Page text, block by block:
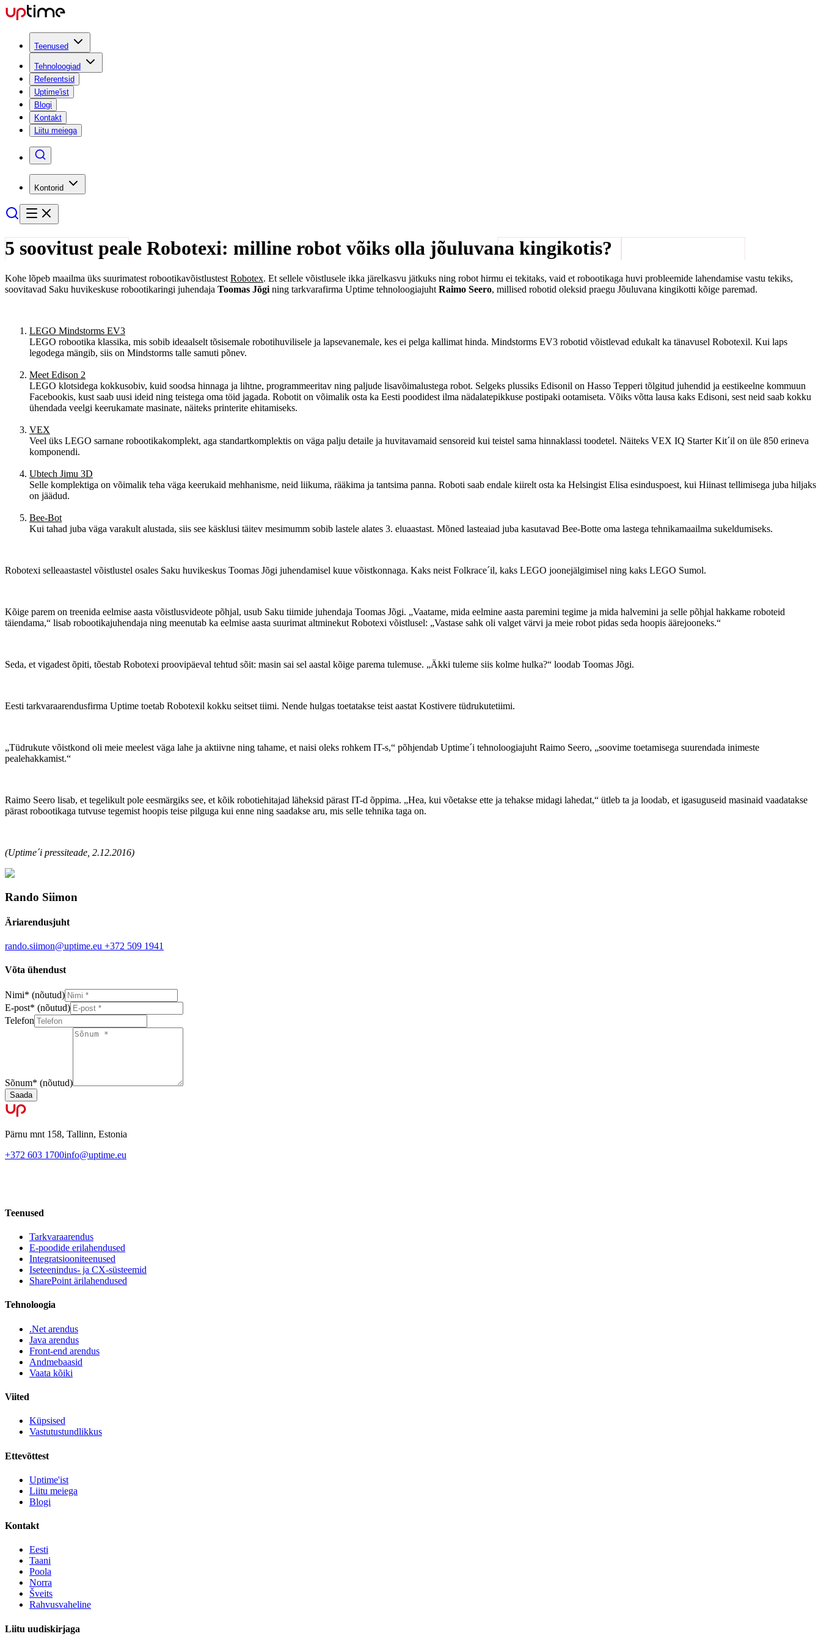
Teenused
Tehnoloogiad
Referentsid
Uptime'ist
Blogi
Kontakt
Liitu meiega
Kontorid
5 soovitust peale Robotexi: milline robot võiks olla jõuluvana kingikotis?
Kohe lõpeb maailma üks suurimatest robootikavõistlustest Robotex. Et sellele võistlusele ikka järelkasvu jätkuks ning robot hirmu ei tekitaks, vaid et robootikaga huvi probleemide lahendamise vastu tekiks,
soovitavad Saku huvikeskuse robootikaringi juhendaja Toomas Jõgi ning tarkvarafirma Uptime tehnoloogiajuht Raimo Seero, millised robotid oleksid praegu Jõuluvana kingikotti kõige paremad.
LEGO Mindstorms EV3
LEGO robootika klassika, mis sobib ideaalselt tõsisemale robotihuvilisele ja lapsevanemale, kes ei pelga kallimat hinda. Mindstorms EV3 robotid võistlevad edukalt ka tänavusel Robotexil. Kui laps
legodega mängib, siis on Mindstorms talle samuti põnev.
Meet Edison 2
LEGO klotsidega kokkusobiv, kuid soodsa hinnaga ja lihtne, programmeeritav ning paljude lisavõimalustega robot. Selgeks plussiks Edisonil on Hasso Tepperi tõlgitud juhendid ja eestikeelne kommuun
Facebookis, kust saab uusi ideid ning teistega oma töid jagada. Robotit on võimalik osta ka Eesti poodidest ilma nädalatepikkuse postipaki ootamiseta. Võiks võtta lausa kaks Edisoni, sest neid saab kokku
ühendada veelgi keerukamate masinate, näiteks printerite ehitamiseks.
VEX
Veel üks LEGO sarnane robootikakomplekt, aga standartkomplektis on väga palju detaile ja huvitavamaid sensoreid kui teistel sama hinnaklassi toodetel. Näiteks VEX IQ Starter Kit´il on üle 850 erineva
komponendi.
Ubtech Jimu 3D
Selle komplektiga on võimalik teha väga keerukaid mehhanisme, neid liikuma, rääkima ja tantsima panna. Roboti saab endale kiirelt osta ka Helsingist Elisa esinduspoest, kui Hiinast tellimisega juba hiljaks
on jäädud.
Bee-Bot
Kui tahad juba väga varakult alustada, siis see käsklusi täitev mesimumm sobib lastele alates 3. eluaastast. Mõned lasteaiad juba kasutavad Bee-Botte oma lastega tehnikamaailma sukeldumiseks.
Robotexi selleaastastel võistlustel osales Saku huvikeskus Toomas Jõgi juhendamisel kuue võistkonnaga. Kaks neist Folkrace´il, kaks LEGO joonejälgimisel ning kaks LEGO Sumol.
Kõige parem on treenida eelmise aasta võistlusvideote põhjal, usub Saku tiimide juhendaja Toomas Jõgi. „Vaatame, mida eelmine aasta paremini tegime ja mida halvemini ja selle põhjal hakkame roboteid
täiendama,“ lisab robootikajuhendaja ning meenutab ka eelmise aasta suurimat altminekut Robotexi võistlusel: „Vastase sahk oli valget värvi ja meie robot pidas seda hoopis äärejooneks.“
Seda, et vigadest õpiti, tõestab Robotexi proovipäeval tehtud sõit: masin sai sel aastal kõige parema tulemuse. „Äkki tuleme siis kolme hulka?“ loodab Toomas Jõgi.
Eesti tarkvaraarendusfirma Uptime toetab Robotexil kokku seitset tiimi. Nende hulgas toetatakse teist aastat Kostivere tüdrukutetiimi.
„Tüdrukute võistkond oli meie meelest väga lahe ja aktiivne ning tahame, et naisi oleks rohkem IT-s,“ põhjendab Uptime´i tehnoloogiajuht Raimo Seero, „soovime toetamisega suurendada inimeste
pealehakkamist.“
Raimo Seero lisab, et tegelikult pole eesmärgiks see, et kõik robotiehitajad läheksid pärast IT-d õppima. „Hea, kui võetakse ette ja tehakse midagi lahedat,“ ütleb ta ja loodab, et igasuguseid masinaid vaadatakse
pärast robootikaga tutvuse tegemist hoopis teise pilguga kui enne ning saadakse aru, mis selle tehnika taga on.
(Uptime´i pressiteade, 2.12.2016)
Rando Siimon
Äriarendusjuht
rando.siimon@uptime.eu +372 509 1941
Võta ühendust
Nimi* (nõutud)
E-post* (nõutud)
Telefon
Sõnum* (nõutud)
Saada
Pärnu mnt 158, Tallinn, Estonia
+372 603 1700info@uptime.eu
Teenused
Tarkvaraarendus
E-poodide erilahendused
Integratsiooniteenused
Iseteenindus- ja CX-süsteemid
SharePoint ärilahendused
Tehnoloogia
.Net arendus
Java arendus
Front-end arendus
Andmebaasid
Vaata kõiki
Viited
Küpsised
Vastutustundlikkus
Ettevõttest
Uptime'ist
Liitu meiega
Blogi
Kontakt
Eesti
Taani
Poola
Norra
Šveits
Rahvusvaheline
Liitu uudiskirjaga